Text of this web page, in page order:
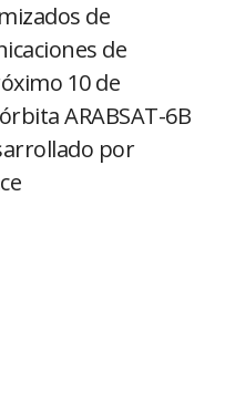
de
de
10 de
ARABSAT-6B
por